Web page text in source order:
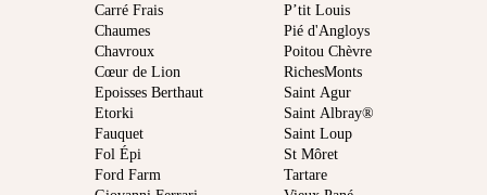
Carré Frais
Chaumes
Chavroux
Cœur de Lion
Epoisses Berthaut
Etorki
Fauquet
Fol Épi
Ford Farm
P’tit Louis
Pié d'Angloys
Poitou Chèvre
RichesMonts
Saint Agur
Saint Albray®
Saint Loup
St Môret
Tartare